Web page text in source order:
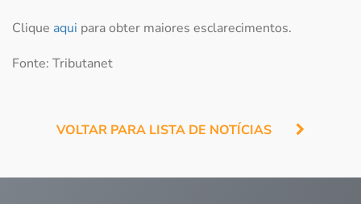
Clique aqui para obter maiores esclarecimentos.
Fonte: Tributanet
VOLTAR PARA LISTA DE NOTÍCIAS